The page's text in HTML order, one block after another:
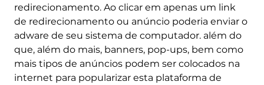
redirecionamento. Ao clicar em apenas um link
de redirecionamento ou anúncio poderia enviar o
adware de seu sistema de computador. além do
que, além do mais, banners, pop-ups, bem como
mais tipos de anúncios podem ser colocados na
internet para popularizar esta plataforma de